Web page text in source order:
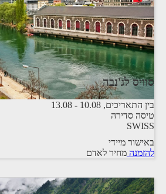
סוויס לג'נבה
בין התאריכים, -
13.08
טיסה סדירה
SWISS
באישור מיידי
להזמנה מחיר לאדם